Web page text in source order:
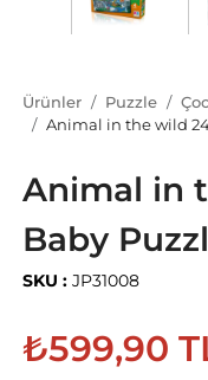
Ürünler Puzzle
Animal in the wild
Animal in
Baby
SKU : JP31008
₺599,90